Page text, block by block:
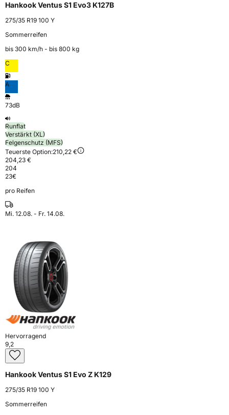
Hankook Ventus S1 Evo3 K127B
275/35 R19 100 Y
Sommerreifen
bis 300 km⁠/⁠h - bis 800 kg
C
A
73dB
Runflat
Verstärkt (XL)
Felgenschutz (MFS)
Teuerste Option:210,22 €
204,23 €
204
23€
pro Reifen
Mi. 12.08. - Fr. 14.08.
Hervorragend
9,2
Hankook Ventus S1 Evo Z K129
275/35 R19 100 Y
Sommerreifen